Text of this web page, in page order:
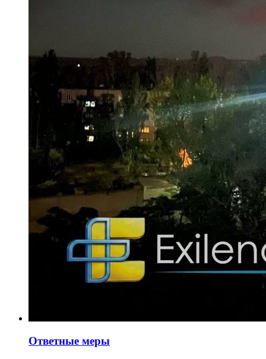
Ответные меры